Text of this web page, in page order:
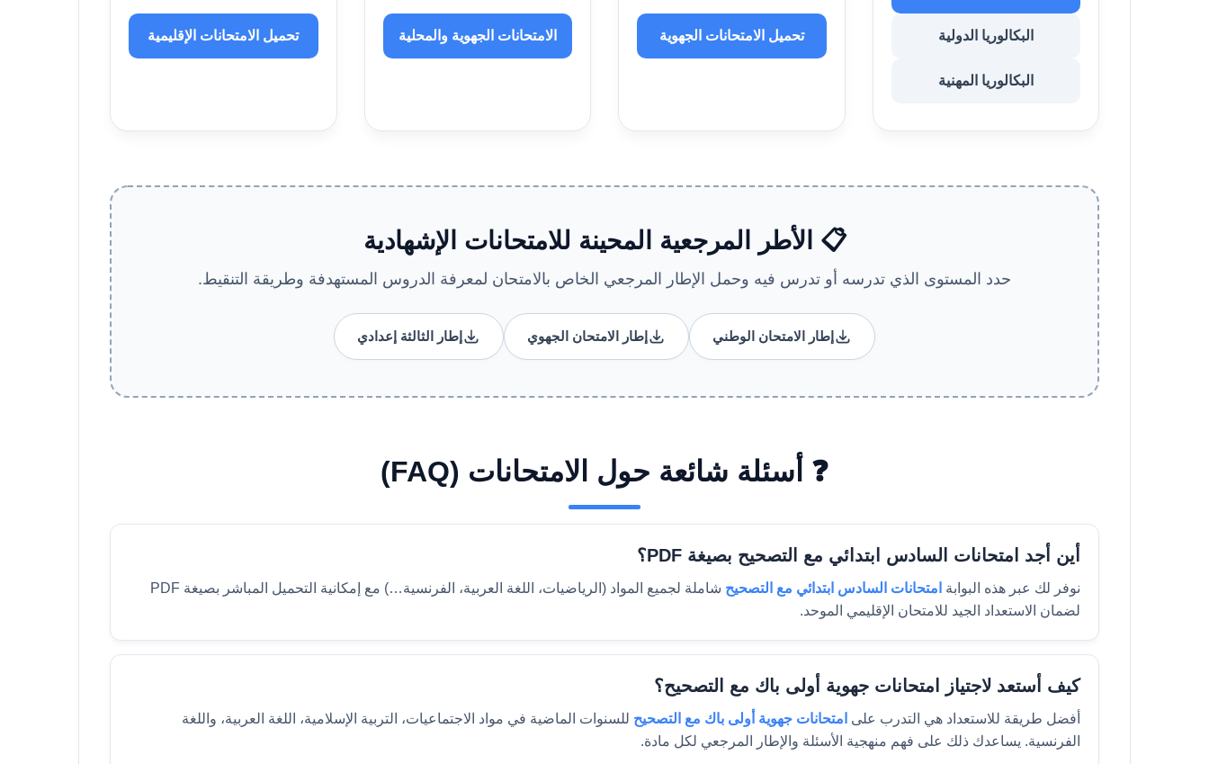
البكالوريا الدولية
البكالوريا المهنية
تحميل الامتحانات الجهوية الامتحانات الجهوية والمحلية تحميل الامتحانات الإقليمية
📋 الأطر المرجعية المحينة للامتحانات الإشهادية
حدد المستوى الذي تدرسه أو تدرس فيه وحمل الإطار المرجعي الخاص بالامتحان لمعرفة الدروس المستهدفة وطريقة التنقيط.
إطار الامتحان الوطني إطار الامتحان الجهوي إطار الثالثة إعدادي
❓ أسئلة شائعة حول الامتحانات (FAQ)
أين أجد امتحانات السادس ابتدائي مع التصحيح بصيغة PDF؟
نوفر لك عبر هذه البوابة امتحانات السادس ابتدائي مع التصحيح
شاملة لجميع المواد (الرياضيات، اللغة العربية، الفرنسية…) مع إمكانية التحميل المباشر بصيغة PDF
لضمان الاستعداد الجيد للامتحان الإقليمي الموحد.
كيف أستعد لاجتياز امتحانات جهوية أولى باك مع التصحيح؟
أفضل طريقة للاستعداد هي التدرب على امتحانات جهوية أولى باك مع التصحيح للسنوات الماضية في مواد الاجتماعيات، التربية الإسلامية، اللغة العربية، واللغة
الفرنسية. يساعدك ذلك على فهم منهجية الأسئلة والإطار المرجعي لكل مادة.